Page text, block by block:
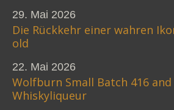
29. Mai 2026
Die Rückkehr einer wahren
old
22. Mai 2026
Wolfburn Small Batch 416
Whiskyliqueur